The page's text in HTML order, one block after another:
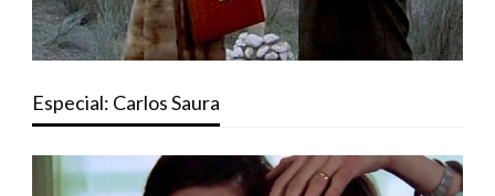
Especial: Carlos Saura